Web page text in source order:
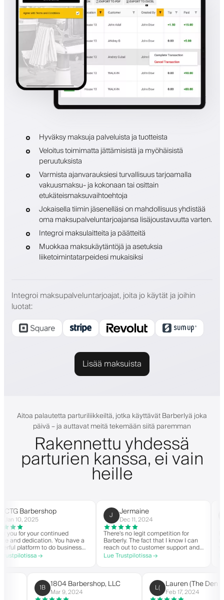
Hyväksy maksuja palveluista ja tuotteista
Veloitus toimimatta jättämisistä ja myöhäisistä
peruutuksista
Varmista ajanvarauksiesi turvallisuus tarjoamalla
vakuusmaksu- ja kokonaan tai osittain
etukäteismaksuvaihtoehtoja
Jokaisella tiimin jäsenelläsi on mahdollisuus yhdistää
oma maksupalveluntarjoajansa lisäjoustavuutta varten.
Integroi maksulaitteita ja päätteitä
Muokkaa maksukäytäntöjä ja asetuksia
liiketoimintatarpeidesi mukaisiksi
Integroi maksupalveluntarjoajat, joita jo käytät ja joihin
luotat:
Lisää maksuista
Aitoa palautetta parturiliikkeiltä, jotka käyttävät Barberlyä joka
päivä – ja auttavat meitä tekemään siitä paremman
Rakennettu yhdessä
parturien kanssa, ei vain
heille
2025
your continued
You have a
to do business
Thank you from
→
Jermaine
Dec 11, 2024
There's no legit competition for
Barberly. The fact that I know I can
reach out to customer support and
actually get help is a major reason I
stay. Barberly provides a ton of
Lue Trustpilotissa →
you your
on the
highly
1B 1804 Barbershop, LLC
Mar 9, 2024 L( Lauren
Feb 17, 2024